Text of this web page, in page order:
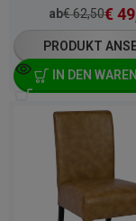
ab€62,50€
PRODUKT
IN DEN